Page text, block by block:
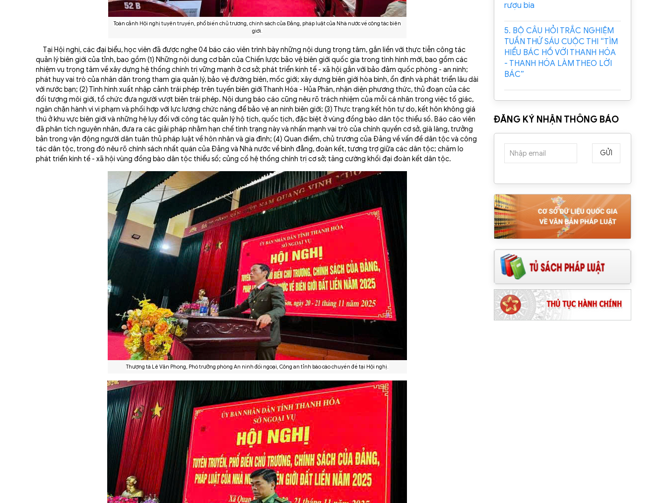
Toàn cảnh Hội nghị tuyên truyền, phổ biến chủ trương, chính sách của Đảng, pháp luật của Nhà nước về công tác biên
giới.
Tại Hội nghị, các đại biểu, học viên đã được nghe 04 báo cáo viên trình bày những nội dung trọng tâm, gắn liền với thực tiễn công tác
quản lý biên giới của tỉnh, bao gồm (1) Những nội dung cơ bản của Chiến lược bảo vệ biên giới quốc gia trong tình hình mới, bao gồm các
nhiệm vụ trọng tâm về xây dựng hệ thống chính trị vững mạnh ở cơ sở; phát triển kinh tế - xã hội gắn với bảo đảm quốc phòng - an ninh;
phát huy vai trò của nhân dân trong tham gia quản lý, bảo vệ đường biên, mốc giới; xây dựng biên giới hòa bình, ổn định và phát triển lâu dài
với nước bạn; (2) Tình hình xuất nhập cảnh trái phép trên tuyến biên giới Thanh Hóa - Hủa Phăn, nhận diện phương thức, thủ đoạn của các
đối tượng môi giới, tổ chức đưa người vượt biên trái phép. Nội dung báo cáo cũng nêu rõ trách nhiệm của mỗi cá nhân trong việc tố giác,
ngăn chặn hành vi vi phạm và phối hợp với lực lượng chức năng để bảo vệ an ninh biên giới; (3) Thực trạng kết hôn tự do, kết hôn không giá
thú ở khu vực biên giới và những hệ lụy đối với công tác quản lý hộ tịch, quốc tịch, đặc biệt ở vùng đồng bào dân tộc thiểu số. Báo cáo viên
đã phân tích nguyên nhân, đưa ra các giải pháp nhằm hạn chế tình trạng này và nhấn mạnh vai trò của chính quyền cơ sở, già làng, trưởng
bản trong vận động người dân tuân thủ pháp luật về hôn nhân và gia đình; (4) Quan điểm, chủ trương của Đảng về vấn đề dân tộc và công
tác dân tộc, trong đó nêu rõ chính sách nhất quán của Đảng và Nhà nước về bình đẳng, đoàn kết, tương trợ giữa các dân tộc; chăm lo
phát triển kinh tế - xã hội vùng đồng bào dân tộc thiểu số; củng cố hệ thống chính trị cơ sở; tăng cường khối đại đoàn kết dân tộc.
Thượng tá Lê Văn Phong, Phó trưởng phòng An ninh đối ngoại, Công an tỉnh báo cáo chuyền đề tại Hội nghị.
rượu bia
5. BỘ CÂU HỎI TRẮC NGHIỆM
TUẦN THỨ SÁU CUỘC THI “TÌM
HIỂU BÁC HỒ VỚI THANH HÓA
- THANH HÓA LÀM THEO LỜI
BÁC”
ĐĂNG KÝ NHẬN THÔNG BÁO
GỬI